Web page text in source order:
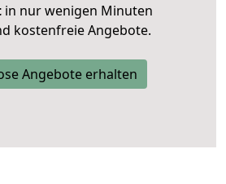
in nur wenigen Minuten
kostenfreie Angebote.
Angebote erhalten